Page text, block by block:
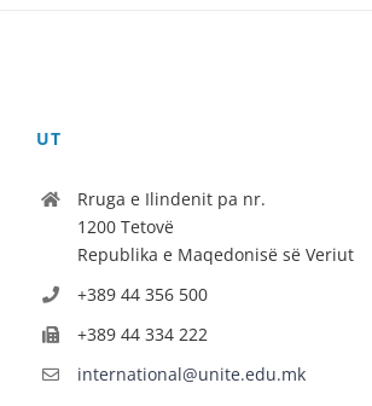
UT
Rruga e Ilindenit pa nr.
1200 Tetovë
Republika e Maqedonisë së Veriut
+389 44 356 500
+389 44 334 222
international@unite.edu.mk